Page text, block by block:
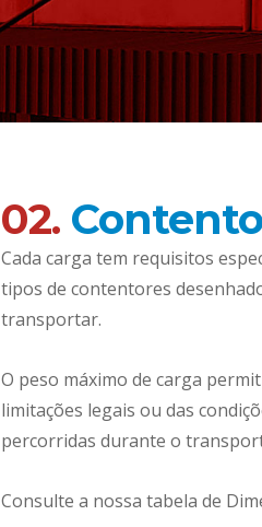
02.
Cada carga tem requisitos
tipos de contentores
transportar.
O peso máximo de carga
limitações legais ou das
percorridas durante o
Consulte a nossa tabela de